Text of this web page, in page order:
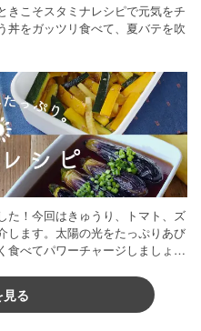
きこそスタミナレシピで元気をチ
丼をガッツリ食べて、夏バテを吹
た！今回はきゅうり、トマト、ズ
します。太陽の光をたっぷりあび
食べてパワーチャージしましょう
る